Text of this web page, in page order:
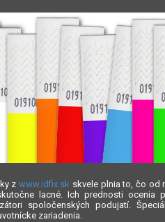
zwww.idfix.sk skvele plnia to, čo od
lacné. Ich prednosti ocenia
spoločenských podujatí.
zariadenia.